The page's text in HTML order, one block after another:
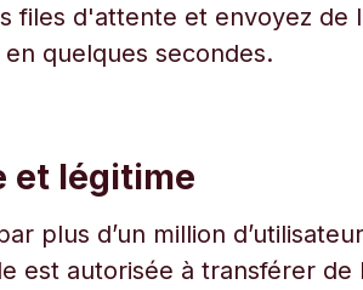
files d'attente et envoyez
quelques secondes.
et légitime
plus d’un million
est autorisée à transférer de